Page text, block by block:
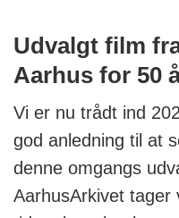
Udvalgt film
Aarhus for 50
Vi er nu trådt ind
god anledning til at
denne omgangs
AarhusArkivet tager